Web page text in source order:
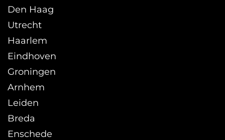
Den Haag
Utrecht
Haarlem
Eindhoven
Groningen
Arnhem
Leiden
Breda
Enschede